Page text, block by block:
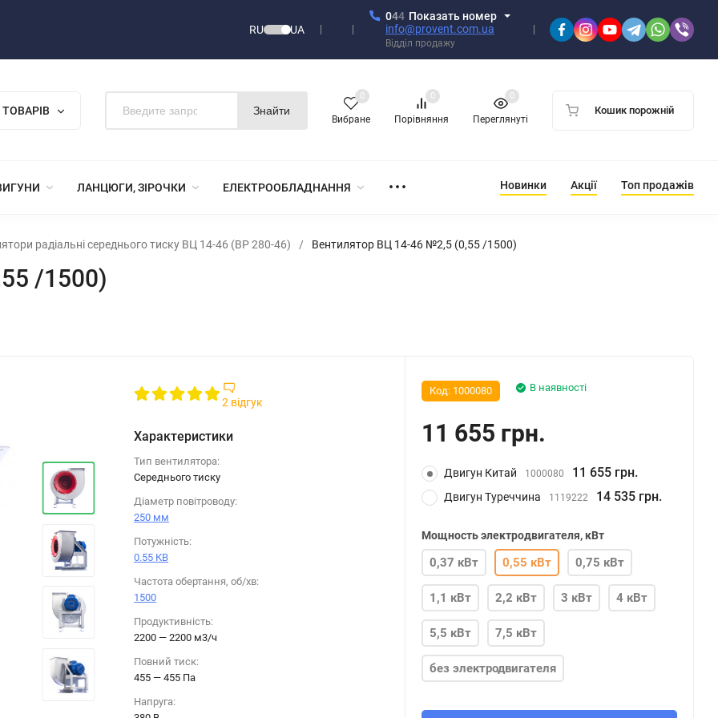
RU UA
044 Показать номер
info@provent.com.ua
Відділ продажу
Знайти
Вибране
0
Порівняння
0
Переглянуті
0
Кошик порожній
ЛАНЦЮГИ, ЗІРОЧКИ ЕЛЕКТРООБЛАДНАННЯ Новинки Акції Топ продажів
радіальні середнього тиску ВЦ 14-46 (ВР 280-46) / Вентилятор ВЦ 14-46 №2,5 (0,55 /1500)
/1500)
2 відгук
Характеристики
Тип вентилятора:
Середнього тиску
Діаметр повітроводу:
250 мм
Потужність:
0.55 КВ
Частота обертання, об/хв:
1500
Продуктивність:
2200 — 2200 м3/ч
Повний тиск:
455 — 455 Па
Напруга:
В наявності
Код: 1000080
11 655 грн.
Двигун Китай 1000080 11 655 грн.
Двигун Туреччина 1119222 14 535 грн.
Мощность электродвигателя, кВт
0,37 кВт 0,55 кВт 0,75 кВт
1,1 кВт 2,2 кВт 3 кВт 4 кВт
5,5 кВт 7,5 кВт
без электродвигателя